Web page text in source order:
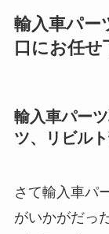
輸入車パー
口にお任せ
輸入車パー
ツ、リビル
さて輸入車パ
がいかがだっ